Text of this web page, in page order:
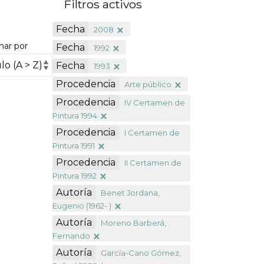
por
Filtros activos
Fecha 2008
Fecha 1992
Fecha 1993
Procedencia Arte público
Procedencia
IV Certamen de
Pintura 1994
Procedencia
I Certamen de
Pintura 1991
Procedencia
II Certamen de
Pintura 1992
Autoría
Benet Jordana,
Eugenio (1962- )
Autoría
Moreno Barberá,
Fernando
Autoría
García-Cano Gómez,